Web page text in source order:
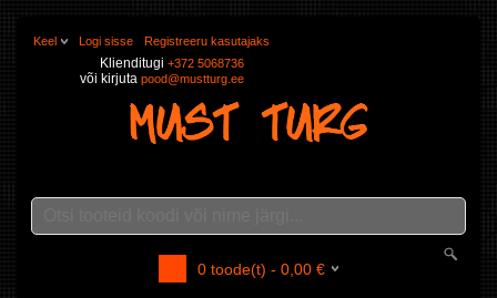
Keel Logi sisse Registreeru kasutajaks
Klienditugi +372 5068736
või kirjuta pood@mustturg.ee
0 toode(t) - 0,00 €